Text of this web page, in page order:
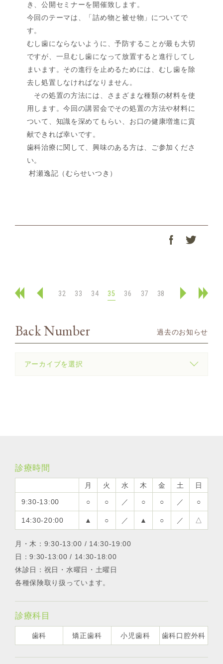
き、公開セミナーを開催致します。
今回のテーマは、「詰め物と被せ物」についてで
す。
むし歯にならないように、予防することが最も大切
ですが、一旦むし歯になって放置すると進行してし
まいます。その進行を止めるためには、むし歯を除
去し処置しなければなりません。
その処置の方法には、さまざまな種類の材料を使
用します。今回の講習会でその処置の方法や材料に
ついて、知識を深めてもらい、お口の健康増進に貢
献できれば幸いです。
歯科治療に関して、興味のある方は、ご参加くださ
い。
村瀬逸記（むらせいつき）
32 33 34 35 36 37 38
Back Number 過去のお知らせ
診療時間
月 火 水 木 金 土 日
9:30-13:00 ○ ○ ／ ○ ○ ／ ○
14:30-20:00 ▲ ○ ／ ▲ ○ ／ △
月・木：9:30-13:00 / 14:30-19:00
日：9:30-13:00 / 14:30-18:00
休診日：祝日・水曜日・土曜日
各種保険取り扱っています。
診療科目
歯科 矯正歯科 小児歯科 歯科口腔外科